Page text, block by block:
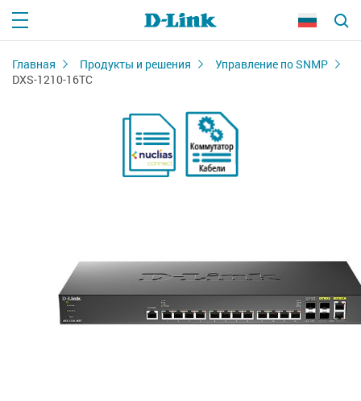
Главная Продукты и решения
Управление по SNMP
DXS-1210-16TC